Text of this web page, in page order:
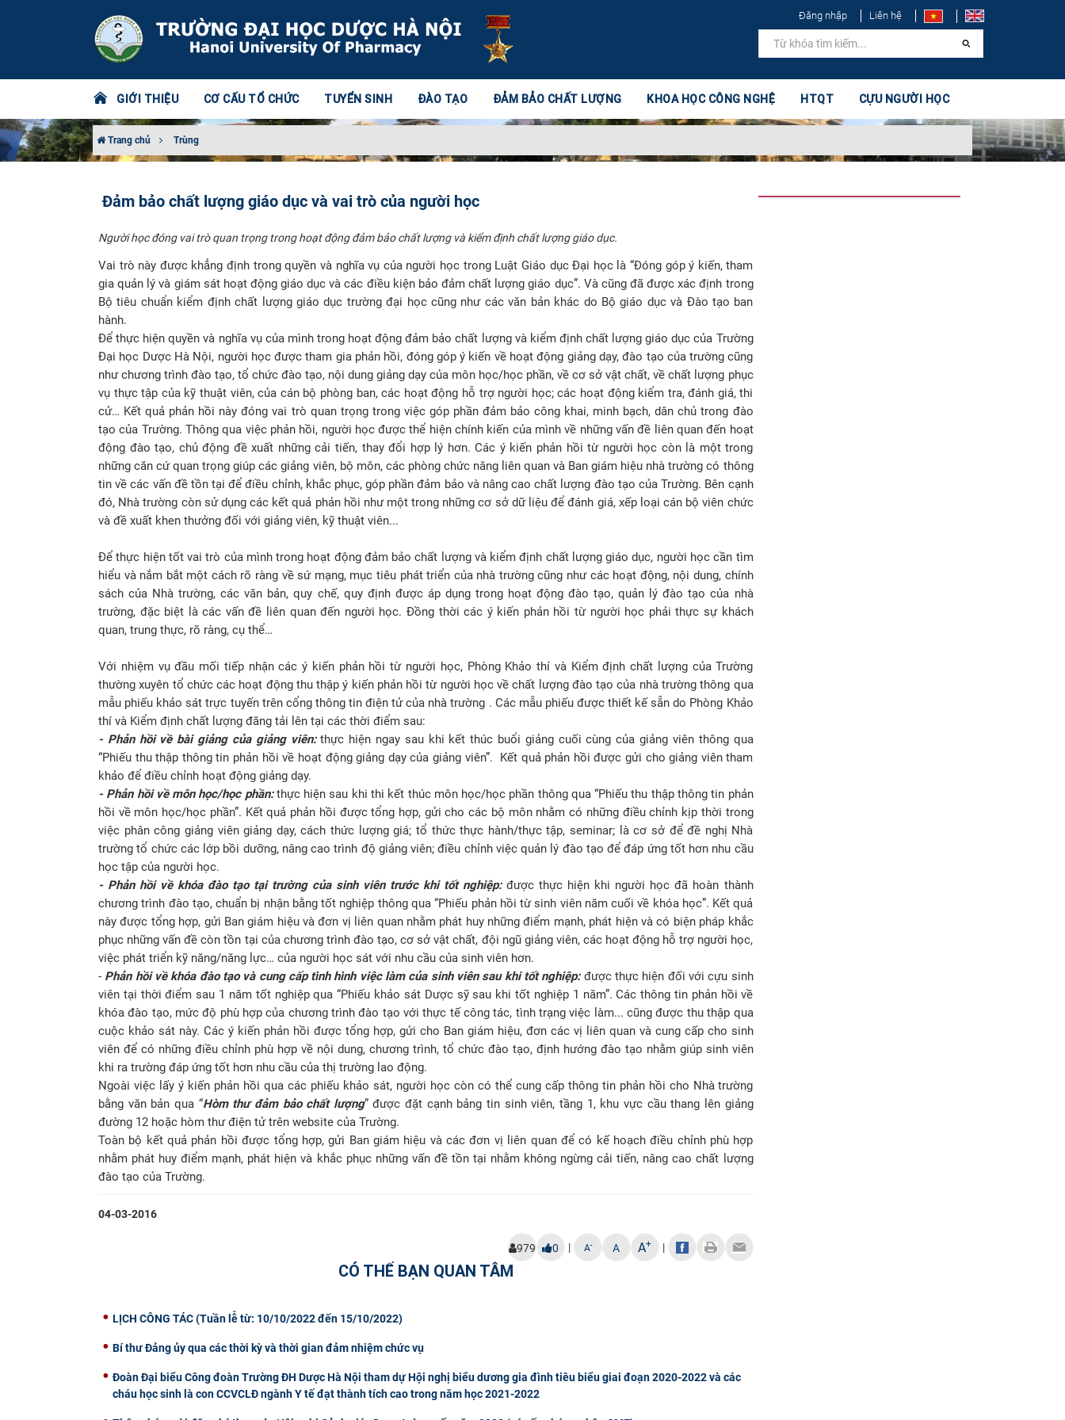
Đăng nhập Liên hệ
GIỚI THIỆU CƠ CẤU TỔ CHỨC TUYỂN SINH ĐÀO TẠO ĐẢM BẢO CHẤT LƯỢNG KHOA HỌC CÔNG NGHỆ HTQT CỰU NGƯỜI HỌC
Trang chủ Trùng
Đảm bảo chất lượng giáo dục và vai trò của người học
Người học đóng vai trò quan trọng trong hoạt động đảm bảo chất lượng và kiểm định chất lượng giáo dục.
Vai trò này được khẳng định trong quyền và nghĩa vụ của người học trong Luật Giáo dục Đại học là “Đóng góp ý kiến, tham
gia quản lý và giám sát hoạt động giáo dục và các điều kiện bảo đảm chất lượng giáo dục”. Và cũng đã được xác định trong
Bộ tiêu chuẩn kiểm định chất lượng giáo dục trường đại học cũng như các văn bản khác do Bộ giáo dục và Đào tạo ban
hành.
Để thực hiện quyền và nghĩa vụ của mình trong hoạt động đảm bảo chất lượng và kiểm định chất lượng giáo dục của Trường
Đại học Dược Hà Nội, người học được tham gia phản hồi, đóng góp ý kiến về hoạt động giảng dạy, đào tạo của trường cũng
như chương trình đào tạo, tổ chức đào tạo, nội dung giảng dạy của môn học/học phần, về cơ sở vật chất, về chất lượng phục
vụ thực tập của kỹ thuật viên, của cán bộ phòng ban, các hoạt động hỗ trợ người học; các hoạt động kiểm tra, đánh giá, thi
cử… Kết quả phản hồi này đóng vai trò quan trọng trong việc góp phần đảm bảo công khai, minh bạch, dân chủ trong đào
tạo của Trường. Thông qua việc phản hồi, người học được thể hiện chính kiến của mình về những vấn đề liên quan đến hoạt
động đào tạo, chủ động đề xuất những cải tiến, thay đổi hợp lý hơn. Các ý kiến phản hồi từ người học còn là một trong
những căn cứ quan trọng giúp các giảng viên, bộ môn, các phòng chức năng liên quan và Ban giám hiệu nhà trường có thông
tin về các vấn đề tồn tại để điều chỉnh, khắc phục, góp phần đảm bảo và nâng cao chất lượng đào tạo của Trường. Bên cạnh
đó, Nhà trường còn sử dụng các kết quả phản hồi như một trong những cơ sở dữ liệu để đánh giá, xếp loại cán bộ viên chức
và đề xuất khen thưởng đối với giảng viên, kỹ thuật viên...
Để thực hiện tốt vai trò của mình trong hoạt động đảm bảo chất lượng và kiểm định chất lượng giáo dục, người học cần tìm
hiểu và nắm bắt một cách rõ ràng về sứ mạng, mục tiêu phát triển của nhà trường cũng như các hoạt động, nội dung, chính
sách của Nhà trường, các văn bản, quy chế, quy định được áp dụng trong hoạt động đào tạo, quản lý đào tạo của nhà
trường, đặc biệt là các vấn đề liên quan đến người học. Đồng thời các ý kiến phản hồi từ người học phải thực sự khách
quan, trung thực, rõ ràng, cụ thể…
Với nhiệm vụ đầu mối tiếp nhận các ý kiến phản hồi từ người học, Phòng Khảo thí và Kiểm định chất lượng của Trường
thường xuyên tổ chức các hoạt động thu thập ý kiến phản hồi từ người học về chất lượng đào tạo của nhà trường thông qua
mẫu phiếu khảo sát trực tuyến trên cổng thông tin điện tử của nhà trường . Các mẫu phiếu được thiết kế sẵn do Phòng Khảo
thí và Kiểm định chất lượng đăng tải lên tại các thời điểm sau:
- Phản hồi về bài giảng của giảng viên:thực hiện ngay sau khi kết thúc buổi giảng cuối cùng của giảng viên thông qua
“Phiếu thu thập thông tin phản hồi về hoạt động giảng dạy của giảng viên”. Kết quả phản hồi được gửi cho giảng viên tham
khảo để điều chỉnh hoạt động giảng dạy.
- Phản hồi về môn học/học phần:thực hiện sau khi thi kết thúc môn học/học phần thông qua “Phiếu thu thập thông tin phản
hồi về môn học/học phần”. Kết quả phản hồi được tổng hợp, gửi cho các bộ môn nhằm có những điều chỉnh kịp thời trong
việc phân công giảng viên giảng dạy, cách thức lượng giá; tổ thức thực hành/thực tập, seminar; là cơ sở để đề nghị Nhà
trường tổ chức các lớp bồi dưỡng, nâng cao trình độ giảng viên; điều chỉnh việc quản lý đào tạo để đáp ứng tốt hơn nhu cầu
học tập của người học.
- Phản hồi về khóa đào tạo tại trường của sinh viên trước khi tốt nghiệp:được thực hiện khi người học đã hoàn thành
chương trình đào tạo, chuẩn bị nhận bằng tốt nghiệp thông qua “Phiếu phản hồi từ sinh viên năm cuối về khóa học”. Kết quả
này được tổng hợp, gửi Ban giám hiệu và đơn vị liên quan nhằm phát huy những điểm mạnh, phát hiện và có biện pháp khắc
phục những vấn đề còn tồn tại của chương trình đào tạo, cơ sở vật chất, đội ngũ giảng viên, các hoạt động hỗ trợ người học,
việc phát triển kỹ năng/năng lực… của người học sát với nhu cầu của sinh viên hơn.
- Phản hồi về khóa đào tạo và cung cấp tình hình việc làm của sinh viên sau khi tốt nghiệp: được thực hiện đối với cựu sinh
viên tại thời điểm sau 1 năm tốt nghiệp qua “Phiếu khảo sát Dược sỹ sau khi tốt nghiệp 1 năm”. Các thông tin phản hồi về
khóa đào tạo, mức độ phù hợp của chương trình đào tạo với thực tế công tác, tình trạng việc làm... cũng được thu thập qua
cuộc khảo sát này. Các ý kiến phản hồi được tổng hợp, gửi cho Ban giám hiệu, đơn các vị liên quan và cung cấp cho sinh
viên để có những điều chỉnh phù hợp về nội dung, chương trình, tổ chức đào tạo, định hướng đào tạo nhằm giúp sinh viên
khi ra trường đáp ứng tốt hơn nhu cầu của thị trường lao động.
Ngoài việc lấy ý kiến phản hồi qua các phiếu khảo sát, người học còn có thể cung cấp thông tin phản hồi cho Nhà trường
bằng văn bản qua “Hòm thư đảm bảo chất lượng” được đặt cạnh bảng tin sinh viên, tầng 1, khu vực cầu thang lên giảng
đường 12 hoặc hòm thư điện tử trên website của Trường.
Toàn bộ kết quả phản hồi được tổng hợp, gửi Ban giám hiệu và các đơn vị liên quan để có kế hoạch điều chỉnh phù hợp
nhằm phát huy điểm mạnh, phát hiện và khắc phục những vấn đề tồn tại nhằm không ngừng cải tiến, nâng cao chất lượng
đào tạo của Trường.
04-03-2016
979 0 | A- A A+ |
CÓ THỂ BẠN QUAN TÂM
LỊCH CÔNG TÁC (Tuần lễ từ: 10/10/2022 đến 15/10/2022)
Bí thư Đảng ủy qua các thời kỳ và thời gian đảm nhiệm chức vụ
Đoàn Đại biểu Công đoàn Trường ĐH Dược Hà Nội tham dự Hội nghị biểu dương gia đình tiêu biểu giai đoạn 2020-2022 và các
cháu học sinh là con CCVCLĐ ngành Y tế đạt thành tích cao trong năm học 2021-2022